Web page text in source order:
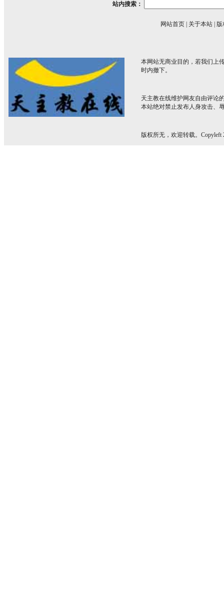
站内搜索：
网站首页 关于本站 版
本网站无商业目的，若我们上
时内撤下。
天主教在线维护网友自由评论
本站绝对禁止发布人身攻击、
版权所无，欢迎转载。